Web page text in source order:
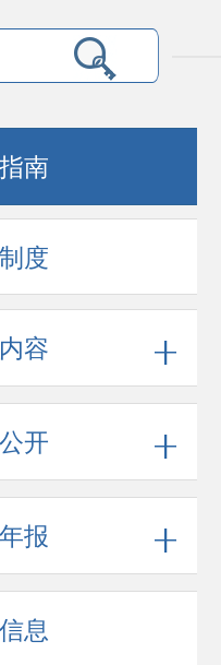
南
度
容
开
报
息